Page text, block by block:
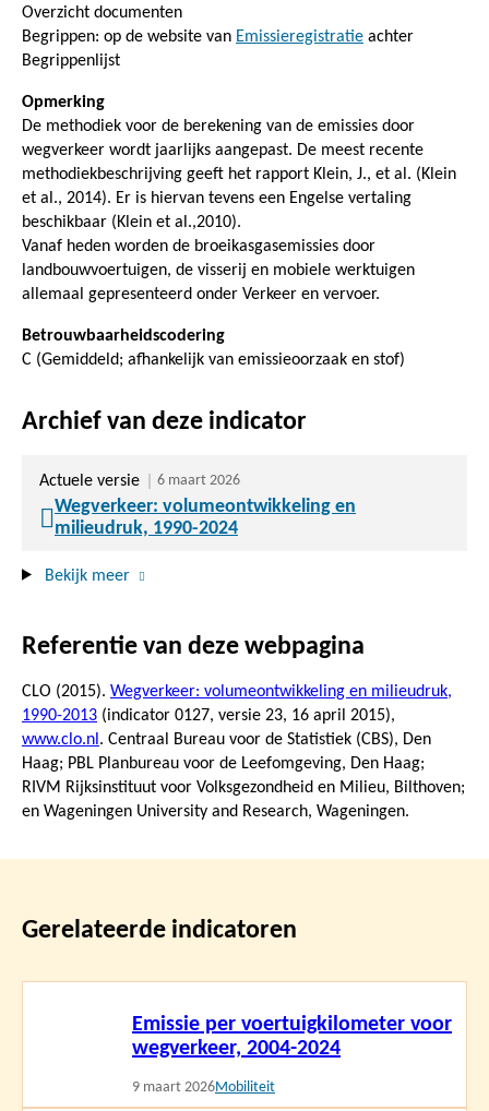
Overzicht documenten
Begrippen: op de website van Emissieregistratie achter
Begrippenlijst
Opmerking
De methodiek voor de berekening van de emissies door
wegverkeer wordt jaarlijks aangepast. De meest recente
methodiekbeschrijving geeft het rapport Klein, J., et al. (Klein
et al., 2014). Er is hiervan tevens een Engelse vertaling
beschikbaar (Klein et al.,2010).
Vanaf heden worden de broeikasgasemissies door
landbouwvoertuigen, de visserij en mobiele werktuigen
allemaal gepresenteerd onder Verkeer en vervoer.
Betrouwbaarheidscodering
C (Gemiddeld; afhankelijk van emissieoorzaak en stof)
Archief van deze indicator
Actuele versie 6 maart 2026
Wegverkeer: volumeontwikkeling en
milieudruk, 1990-2024
Bekijk meer
Referentie van deze webpagina
CLO (2015). Wegverkeer: volumeontwikkeling en milieudruk,
1990-2013 (indicator 0127, versie 23, 16 april 2015),
www.clo.nl . Centraal Bureau voor de Statistiek (CBS), Den
Haag; PBL Planbureau voor de Leefomgeving, Den Haag;
RIVM Rijksinstituut voor Volksgezondheid en Milieu, Bilthoven;
en Wageningen University and Research, Wageningen.
Gerelateerde indicatoren
Emissie per voertuigkilometer voor
wegverkeer, 2004-2024
9 maart 2026Mobiliteit